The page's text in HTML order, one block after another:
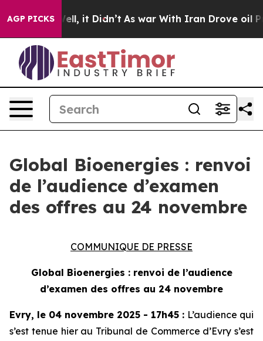
AGP PICKS
40%. Well, it Didn’t As war With Iran Drove oil
Global Bioenergies : renvoi
de l’audience d’examen
des offres au 24 novembre
COMMUNIQUE DE PRESSE
Global Bioenergies : renvoi de l’audience
d’examen des offres au 24 novembre
Evry, le 04 novembre 2025 - 17h45 : L’audience qui
s’est tenue hier au Tribunal de Commerce d’Evry s’est